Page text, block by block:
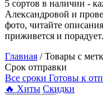
5 сортов в наличии -
Александровой и
фото, читайте
приживется и порадует.
Главная / Товары с
Срок отправки
Все сроки Готовы к
🔥 Хиты Скидки